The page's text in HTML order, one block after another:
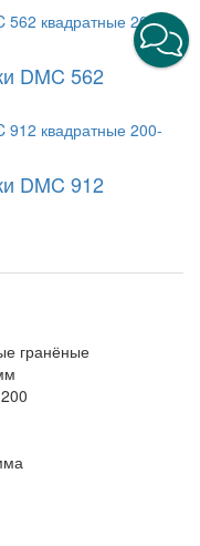
DMC 562
DMC 912
гранёные